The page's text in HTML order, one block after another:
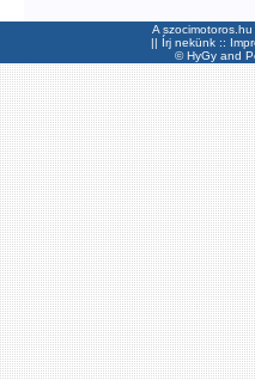
A
|| Írj nekünk ::
©HyGyand